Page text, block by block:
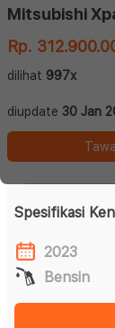
Rp.
dilihat 997x
diupdate 30 Jan
Spesifikasi
2023
Bensin